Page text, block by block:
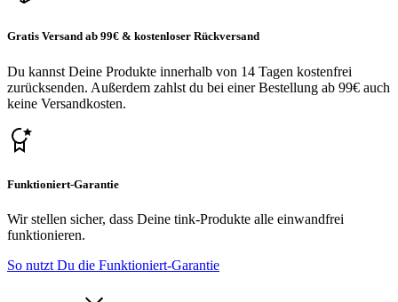
Gratis Versand ab 99€ & kostenloser Rückversand
Du kannst Deine Produkte innerhalb von 14 Tagen kostenfrei
zurücksenden. Außerdem zahlst du bei einer Bestellung ab 99€ auch
keine Versandkosten.
Funktioniert-Garantie
Wir stellen sicher, dass Deine tink-Produkte alle einwandfrei
funktionieren.
So nutzt Du die Funktioniert-Garantie